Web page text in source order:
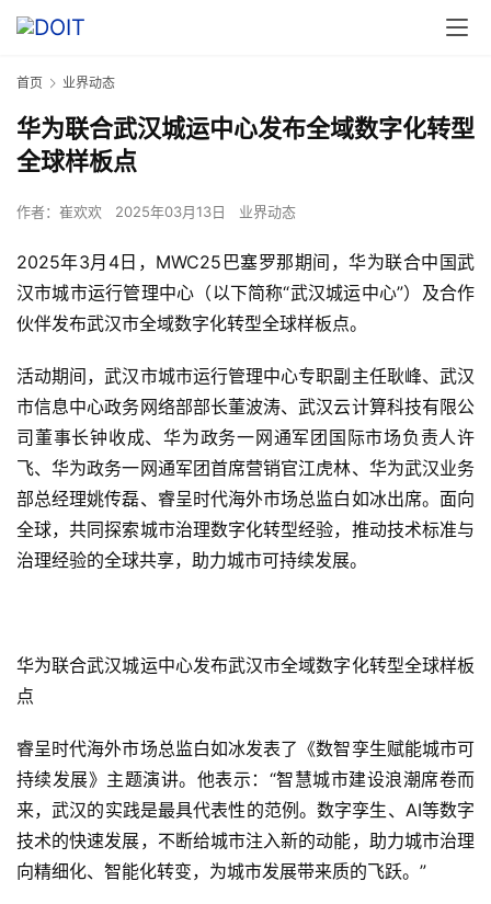
首页 业界动态
华为联合武汉城运中心发布全域数字化转型
全球样板点
作者： 崔欢欢 2025年03月13日 业界动态
2025年3月4日，MWC25巴塞罗那期间，华为联合中国武
汉市城市运行管理中心（以下简称“武汉城运中心”）及合作
伙伴发布武汉市全域数字化转型全球样板点。
活动期间，武汉市城市运行管理中心专职副主任耿峰、武汉
市信息中心政务网络部部长董波涛、武汉云计算科技有限公
司董事长钟收成、华为政务一网通军团国际市场负责人许
飞、华为政务一网通军团首席营销官江虎林、华为武汉业务
部总经理姚传磊、睿呈时代海外市场总监白如冰出席。面向
全球，共同探索城市治理数字化转型经验，推动技术标准与
治理经验的全球共享，助力城市可持续发展。
华为联合武汉城运中心发布武汉市全域数字化转型全球样板
点
睿呈时代海外市场总监白如冰发表了《数智孪生赋能城市可
持续发展》主题演讲。他表示：“智慧城市建设浪潮席卷而
来，武汉的实践是最具代表性的范例。数字孪生、AI等数字
技术的快速发展，不断给城市注入新的动能，助力城市治理
向精细化、智能化转变，为城市发展带来质的飞跃。”